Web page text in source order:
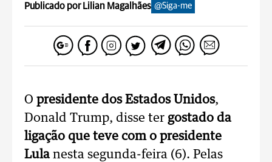
Publicado por Lilian Magalhães @Siga-me
O presidente dos Estados Unidos,
Donald Trump, disse ter gostado da
ligação que teve com o presidente
Lulanesta segunda-feira (6). Pelas